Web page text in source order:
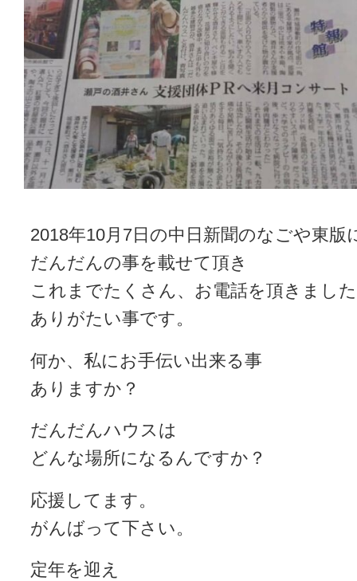
2018年10月7日の中日新聞のなごや東版
だんだんの事を載せて頂き
これまでたくさん、お電話を頂きまし
ありがたい事です。
何か、私にお手伝い出来る事
ありますか？
だんだんハウスは
どんな場所になるんですか？
応援してます。
がんばって下さい。
定年を迎え